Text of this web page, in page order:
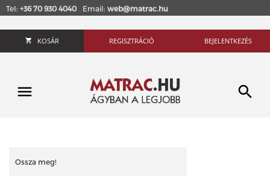
Tel: +36 70 930 4040 Email: web@matrac.hu
KOSÁR REGISZTRÁCIÓ BEJELENTKEZÉS
Ossza meg!